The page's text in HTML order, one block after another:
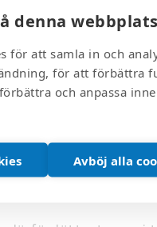
denna webbplats
för att samla in och
för att förbättra
och anpassa
Avböj alla
och
arbetat.
och vatten.